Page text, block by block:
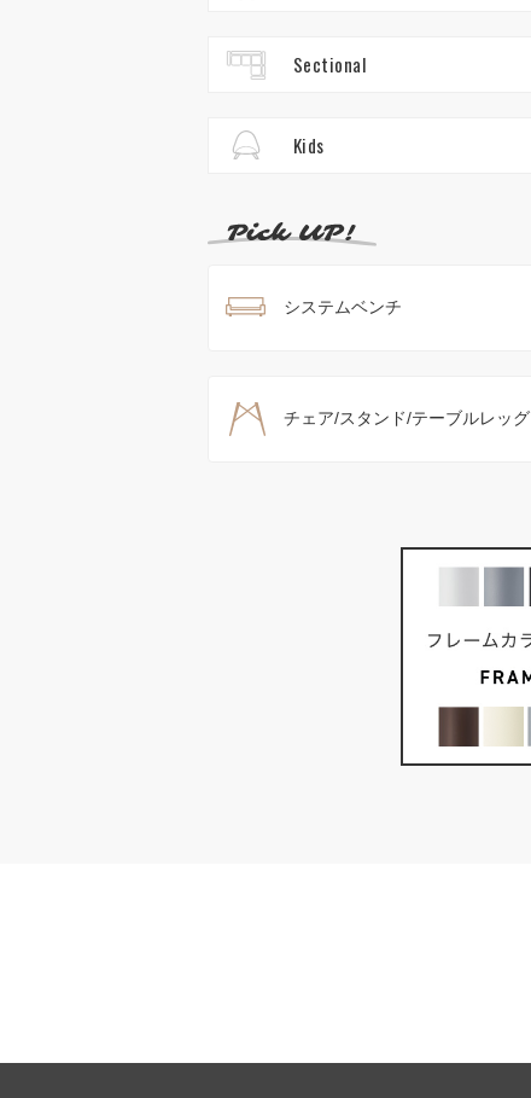
Sectional
Kids
システムベンチ
チェア/スタンド/テーブルレッグ